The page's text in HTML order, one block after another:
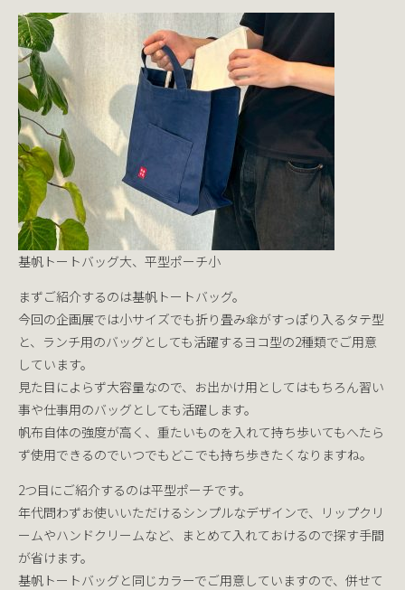
基帆トートバッグ大、平型ポーチ小
まずご紹介するのは基帆トートバッグ。
今回の企画展では小サイズでも折り畳み傘がすっぽり入るタテ型
と、ランチ用のバッグとしても活躍するヨコ型の2種類でご用意
しています。
見た目によらず大容量なので、お出かけ用としてはもちろん習い
事や仕事用のバッグとしても活躍します。
帆布自体の強度が高く、重たいものを入れて持ち歩いてもへたら
ず使用できるのでいつでもどこでも持ち歩きたくなりますね。
2つ目にご紹介するのは平型ポーチです。
年代問わずお使いいただけるシンプルなデザインで、リップクリ
ームやハンドクリームなど、まとめて入れておけるので探す手間
が省けます。
基帆トートバッグと同じカラーでご用意していますので、併せて